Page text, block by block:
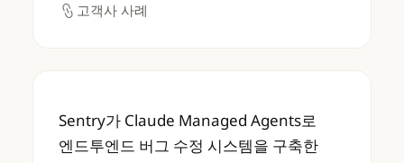
고객사 사례
고객사 사례
Sentry가 Claude Managed Agents로 엔드
Sentry가 Claude Managed Agents로
엔드투엔드 버그 수정 시스템을 구축한